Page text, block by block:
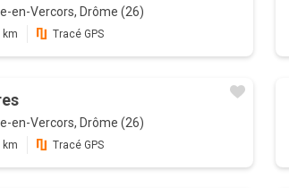
en-Vercors, Drôme (26)
km Tracé GPS
en-Vercors, Drôme (26)
km Tracé GPS